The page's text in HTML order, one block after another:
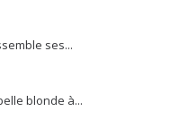
ses...
blonde à...